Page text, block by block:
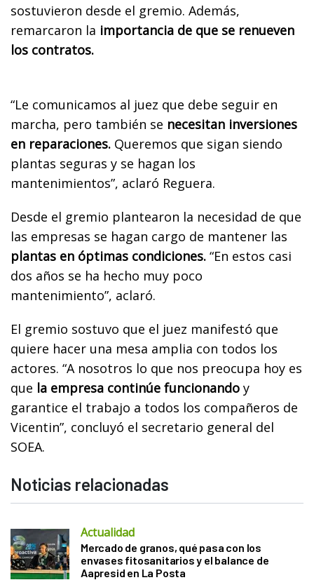
sostuvieron desde el gremio. Además,
remarcaron la importancia de que se renueven
los contratos.
“Le comunicamos al juez que debe seguir en
marcha, pero también se necesitan inversiones
en reparaciones. Queremos que sigan siendo
plantas seguras y se hagan los
mantenimientos”, aclaró Reguera.
Desde el gremio plantearon la necesidad de que
las empresas se hagan cargo de mantener las
plantas en óptimas condiciones. “En estos casi
dos años se ha hecho muy poco
mantenimiento”, aclaró.
El gremio sostuvo que el juez manifestó que
quiere hacer una mesa amplia con todos los
actores. “A nosotros lo que nos preocupa hoy es
que la empresa continúe funcionando y
garantice el trabajo a todos los compañeros de
Vicentin”, concluyó el secretario general del
SOEA.
Noticias relacionadas
Actualidad
Mercado de granos, qué pasa con los
envases fitosanitarios y el balance de
Aapresid en La Posta